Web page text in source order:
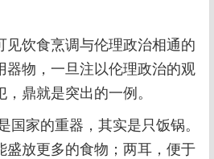
饮食烹调与伦理政治相通的
器物，一旦注以伦理政治的观
鼎就是突出的一例。
国家的重器，其实是只饭锅。
盛放更多的食物；两耳，便于